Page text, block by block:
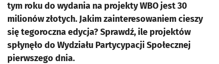
tym roku do wydania na projekty WBO jest 30
milionów złotych. Jakim zainteresowaniem cieszy
się tegoroczna edycja? Sprawdź, ile projektów
spłynęło do Wydziału Partycypacji Społecznej
pierwszego dnia.